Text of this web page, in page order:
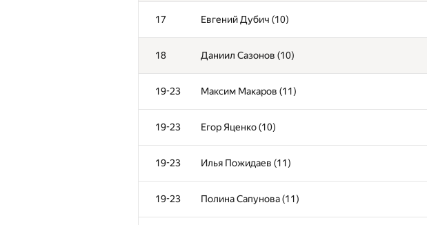
17 Евгений Дубич (10)
18 Даниил Сазонов (10)
19-23 Максим Макаров (11)
19-23 Егор Яценко (10)
19-23 Илья Пожидаев (11)
19-23 Полина Сапунова (11)